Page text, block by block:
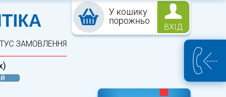
У кошику
порожньо
ВХІД
ЗАМОВЛЕННЯ